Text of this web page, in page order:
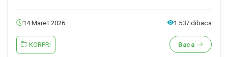
14 Maret 2026 1.537 dibaca
KORPRI Baca